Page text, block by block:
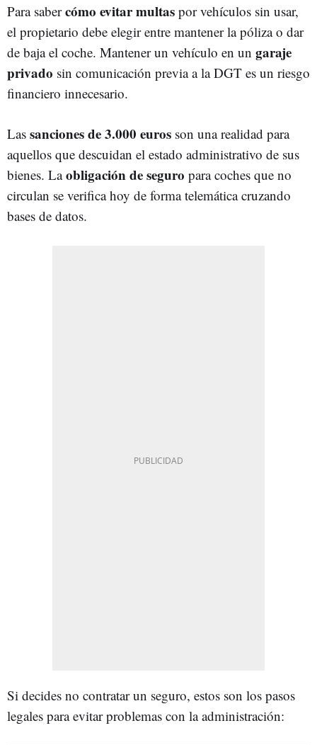
Para sabercómo evitar multas por vehículos sin usar,
el propietario debe elegir entre mantener la póliza o dar
de baja el coche. Mantener un vehículo en un garaje
privado sin comunicación previa a la DGT es un riesgo
financiero innecesario.
Las sanciones de 3.000 euros son una realidad para
aquellos que descuidan el estado administrativo de sus
bienes. Laobligación de seguro para coches que no
circulan se verifica hoy de forma telemática cruzando
bases de datos.
Si decides no contratar un seguro, estos son los pasos
legales para evitar problemas con la administración: